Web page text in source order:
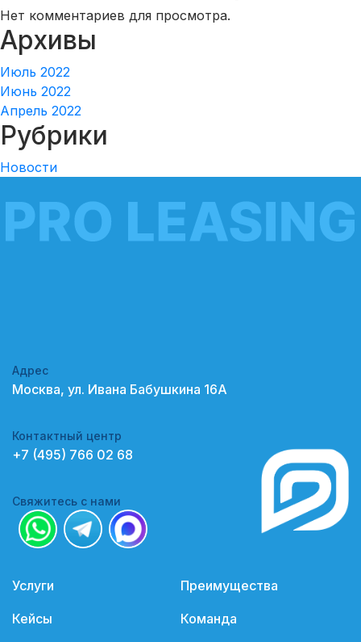
Нет комментариев для просмотра.
Архивы
Июль 2022
Июнь 2022
Апрель 2022
Рубрики
Новости
Адрес
Москва, ул. Ивана Бабушкина 16А
Контактный центр
+7 (495) 766 02 68
Свяжитесь с нами
Услуги Преимущества
Кейсы Команда